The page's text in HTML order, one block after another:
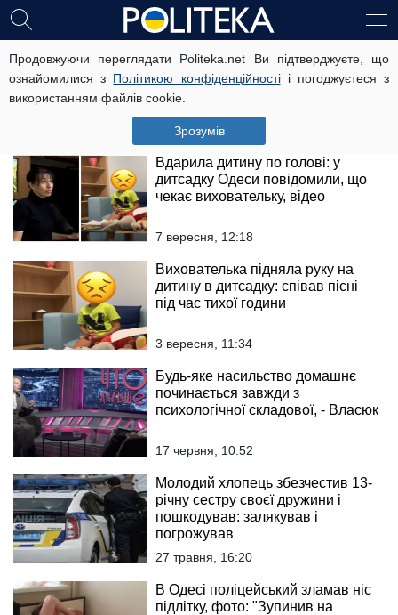
Продовжуючи переглядати Politeka.net Ви підтверджуєте, що
ознайомилися з Політикою конфіденційностіі погоджуєтеся з
використанням файлів cookie.
Зрозумів
На Одещині двоє чоловіків
знущалися з рідних: розкрито
моторошні факти
11 лютого, 12:00
Вдарила дитину по голові: у
дитсадку Одеси повідомили, що
чекає виховательку, відео
7 вересня, 12:18
Вихователька підняла руку на
дитину в дитсадку: співав пісні
під час тихої години
3 вересня, 11:34
Будь-яке насильство домашнє
починається завжди з
психологічної складової, - Власюк
17 червня, 10:52
Молодий хлопець збезчестив 13-
річну сестру своєї дружини і
пошкодував: залякував і
погрожував
27 травня, 16:20
В Одесі поліцейський зламав ніс
підлітку, фото: "Зупинив на